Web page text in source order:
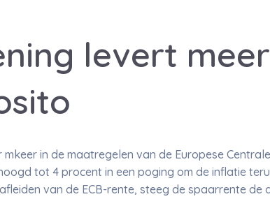
levert
in de maatregelen van de Europese
tot 4 procent in een poging om de inflatie
van de ECB-rente, steeg de spaarrente de